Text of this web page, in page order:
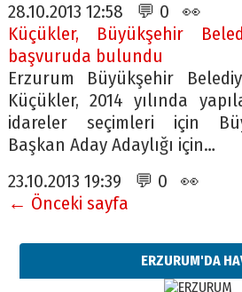
28.10.2013 12:58 💬 0 👀
Küçükler, Büyükşehir
başvuruda bulundu
Erzurum Büyükşehir
Küçükler, 2014 yılında
idareler seçimleri için
Başkan Aday Adaylığı için…
23.10.2013 19:39 💬 0 👀
← Önceki sayfa
ERZURUM'DA